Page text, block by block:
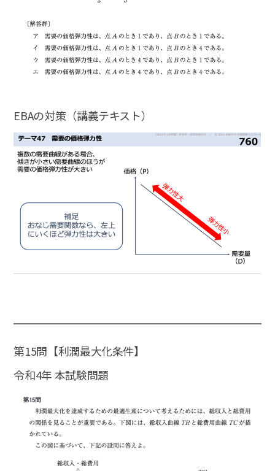
EBAの対策（講義テキスト）
第15問【利潤最大化条件】
令和4年 本試験問題